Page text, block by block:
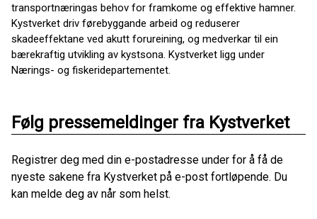
transportnæringas behov for framkome og effektive hamner.
Kystverket driv førebyggande arbeid og reduserer
skadeeffektane ved akutt forureining, og medverkar til ein
bærekraftig utvikling av kystsona. Kystverket ligg under
Nærings- og fiskeridepartementet.
Følg pressemeldinger fra Kystverket
Registrer deg med din e-postadresse under for å få de
nyeste sakene fra Kystverket på e-post fortløpende. Du
kan melde deg av når som helst.